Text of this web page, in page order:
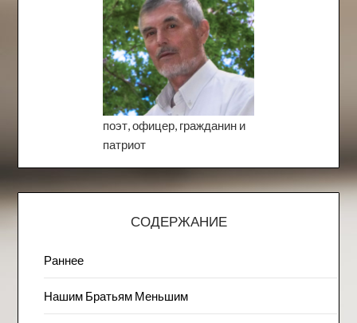
поэт, офицер, гражданин и
патриот
СОДЕРЖАНИЕ
Раннее
Нашим Братьям Меньшим